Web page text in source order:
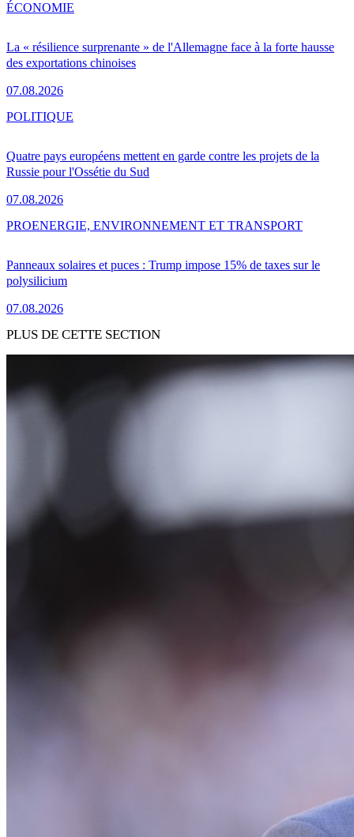
La « résilience surprenante » de l'Allemagne face à la forte hausse
des exportations chinoises
07.08.2026
ÉCONOMIE
Quatre pays européens mettent en garde contre les projets de la
Russie pour l'Ossétie du Sud
07.08.2026
POLITIQUE
Panneaux solaires et puces : Trump impose 15% de taxes sur le
polysilicium
07.08.2026
PROENERGIE, ENVIRONNEMENT ET TRANSPORT
PLUS DE CETTE SECTION